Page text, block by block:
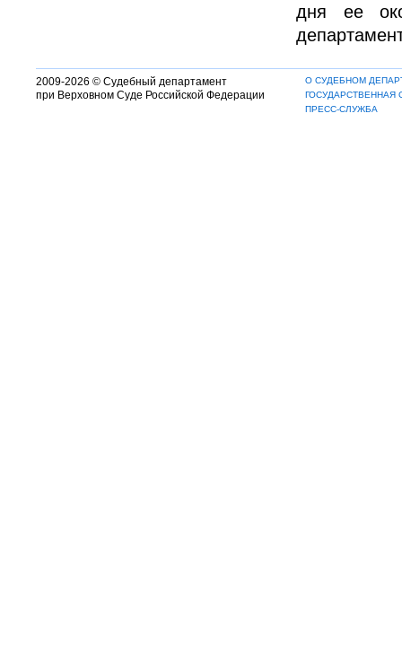
дня ее
2009-2026 © Судебный департамент
при Верховном Суде Российской Федерации
О СУДЕБНОМ
ГОСУДАРСТВЕННАЯ
ПРЕСС-СЛУЖБА